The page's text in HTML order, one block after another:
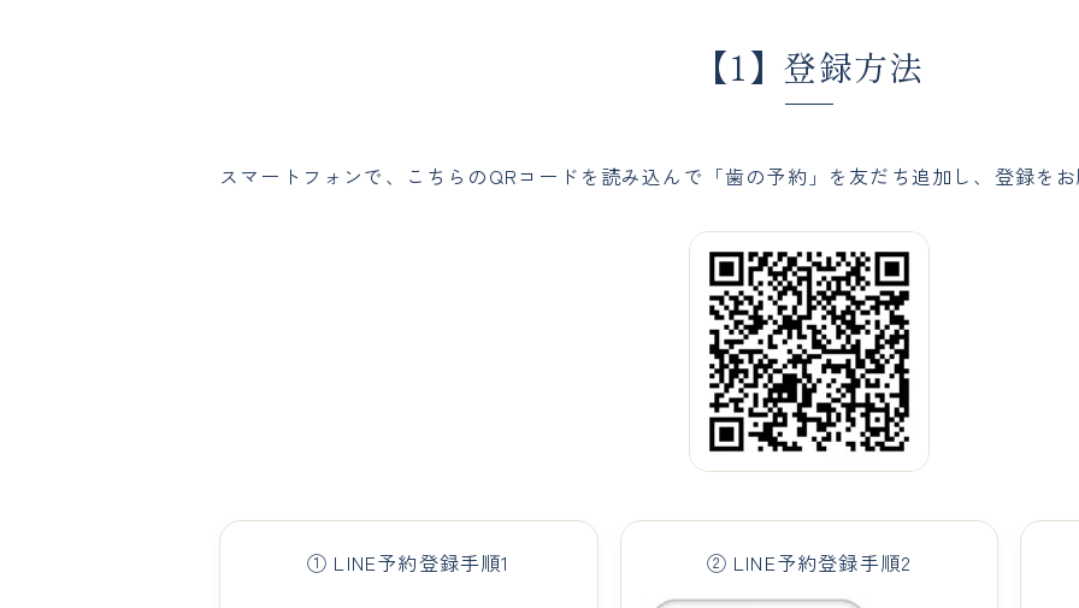
【1】登録方法
スマートフォンで、こちらのQRコードを読み込んで「歯の予約」を友だち追加し、登録をお
① LINE予約登録手順1 ② LINE予約登録手順2